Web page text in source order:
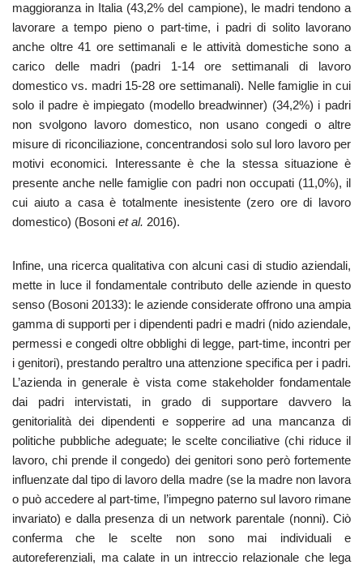
maggioranza in Italia (43,2% del campione), le madri tendono a
lavorare a tempo pieno o part-time, i padri di solito lavorano
anche oltre 41 ore settimanali e le attività domestiche sono a
carico delle madri (padri 1-14 ore settimanali di lavoro
domestico vs. madri 15-28 ore settimanali). Nelle famiglie in cui
solo il padre è impiegato (modello breadwinner) (34,2%) i padri
non svolgono lavoro domestico, non usano congedi o altre
misure di riconciliazione, concentrandosi solo sul loro lavoro per
motivi economici. Interessante è che la stessa situazione è
presente anche nelle famiglie con padri non occupati (11,0%), il
cui aiuto a casa è totalmente inesistente (zero ore di lavoro
domestico) (Bosoni et al. 2016).
Infine, una ricerca qualitativa con alcuni casi di studio aziendali,
mette in luce il fondamentale contributo delle aziende in questo
senso (Bosoni 20133): le aziende considerate offrono una ampia
gamma di supporti per i dipendenti padri e madri (nido aziendale,
permessi e congedi oltre obblighi di legge, part-time, incontri per
i genitori), prestando peraltro una attenzione specifica per i padri.
L’azienda in generale è vista come stakeholder fondamentale
dai padri intervistati, in grado di supportare davvero la
genitorialità dei dipendenti e sopperire ad una mancanza di
politiche pubbliche adeguate; le scelte conciliative (chi riduce il
lavoro, chi prende il congedo) dei genitori sono però fortemente
influenzate dal tipo di lavoro della madre (se la madre non lavora
o può accedere al part-time, l’impegno paterno sul lavoro rimane
invariato) e dalla presenza di un network parentale (nonni). Ciò
conferma che le scelte non sono mai individuali e
autoreferenziali, ma calate in un intreccio relazionale che lega